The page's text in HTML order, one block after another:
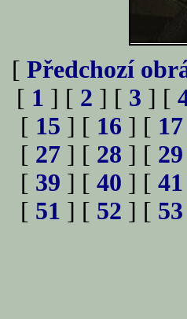
[ Předchozí
[ 1 ] [ 2 ] [ 3 ] [
[ 15 ] [ 16 ] [ 17
[ 27 ] [ 28 ] [ 29
[ 39 ] [ 40 ] [ 41
[ 51 ] [ 52 ] [ 53